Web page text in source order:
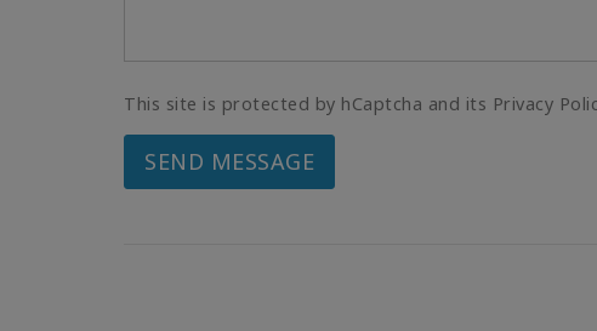
This site is protected by hCaptcha and its Privacy
SEND MESSAGE